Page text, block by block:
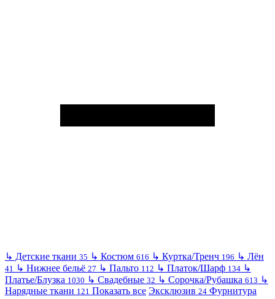
↳ Детские ткани 35 ↳ Костюм 616 ↳ Куртка/Тренч 196 ↳ Лён
41 ↳ Нижнее бельё 27 ↳ Пальто 112 ↳ Платок/Шарф 134 ↳
Платье/Блузка 1030 ↳ Свадебные 32 ↳ Сорочка/Рубашка 613 ↳
Нарядные ткани 121 Показать все Эксклюзив 24 Фурнитура